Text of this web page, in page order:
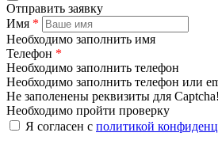
Отправить заявку
Имя *
Необходимо заполнить имя
Телефон *
Необходимо заполнить телефон
Необходимо заполнить телефон или
Не заполенены реквизиты для Captcha!
Необходимо пройти проверку
Я согласен с политикой